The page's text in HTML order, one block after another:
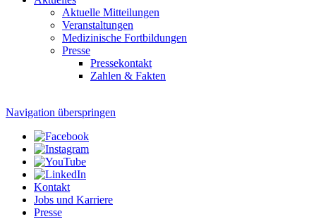
Aktuelle Mitteilungen
Veranstaltungen
Medizinische Fortbildungen
Presse
Pressekontakt
Zahlen & Fakten
Navigation überspringen
Kontakt
Jobs und Karriere
Presse